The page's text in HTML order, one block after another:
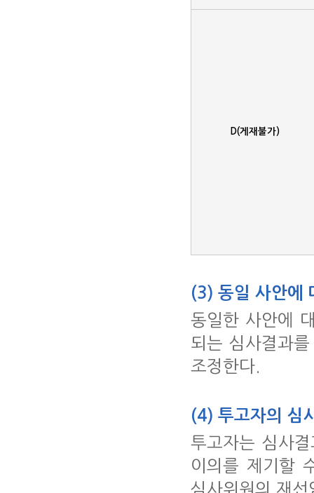
D(게재불가)
(3) 동일 사안에
동일한 사안에
되는 심사결과
조정한다.
(4) 투고자의 심
투고자는 심사
이의를 제기할
심사위원의 재